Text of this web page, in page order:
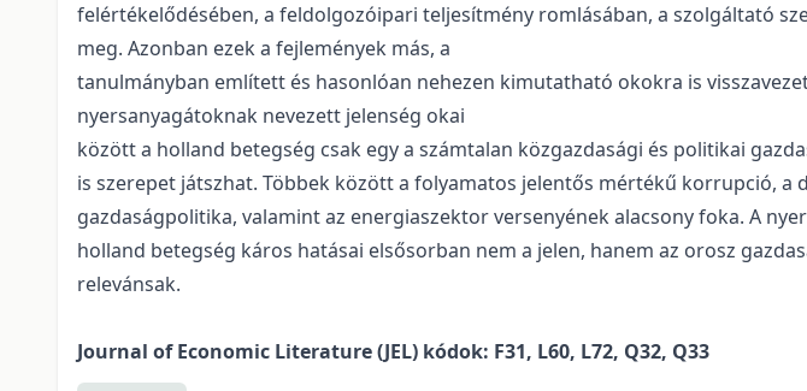
felértékelődésében, a feldolgozóipari teljesítmény romlásában, a szolgáltató
meg. Azonban ezek a fejlemények más, a
tanulmányban említett és hasonlóan nehezen kimutatható okokra is
nyersanyagátoknak nevezett jelenség okai
között a holland betegség csak egy a számtalan közgazdasági és politikai
is szerepet játszhat. Többek között a folyamatos jelentős mértékű korrupció,
gazdaságpolitika, valamint az energiaszektor versenyének alacsony foka. A
holland betegség káros hatásai elsősorban nem a jelen, hanem az orosz
relevánsak.
Journal of Economic Literature (JEL) kódok: F31, L60, L72, Q32, Q33